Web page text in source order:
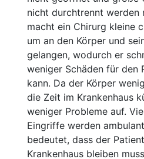
nicht durchtrennt werden
macht ein Chirurg kleine
um an den Körper und
gelangen, wodurch er
weniger Schäden für den
kann. Da der Körper
die Zeit im Krankenhaus
weniger Probleme auf.
Eingriffe werden
bedeutet, dass der
Krankenhaus bleiben